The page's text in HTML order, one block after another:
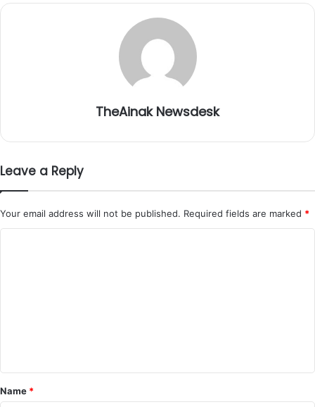
TheAinak Newsdesk
Leave a Reply
Your email address will not be published. Required fields are marked *
*
Name *